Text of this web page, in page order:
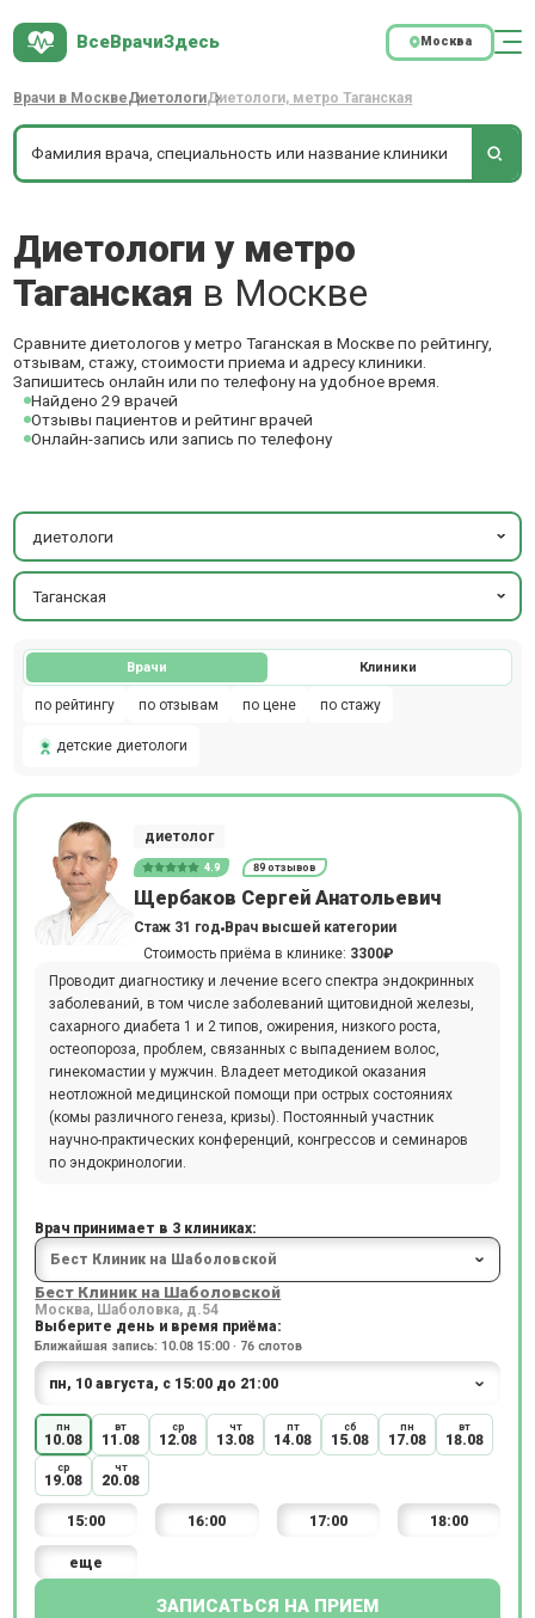
ВсеВрачиЗдесь Москва
Врачи в МосквеДиетологиДиетологи, метро Таганская
Диетологи у метро
Таганская в Москве
Сравните диетологов у метро Таганская в Москве по рейтингу,
отзывам, стажу, стоимости приема и адресу клиники.
Запишитесь онлайн или по телефону на удобное время.
Найдено 29 врачей
Отзывы пациентов и рейтинг врачей
Онлайн-запись или запись по телефону
диетологи
Таганская
Врачи Клиники
по рейтингу по отзывам по цене по стажу
детские диетологи
диетолог
4.9 89 отзывов
Щербаков Сергей Анатольевич
Стаж 31 год Врач высшей категории
Стоимость приёма в клинике: 3300₽
Проводит диагностику и лечение всего спектра эндокринных
заболеваний, в том числе заболеваний щитовидной железы,
сахарного диабета 1 и 2 типов, ожирения, низкого роста,
остеопороза, проблем, связанных с выпадением волос,
гинекомастии у мужчин. Владеет методикой оказания
неотложной медицинской помощи при острых состояниях
(комы различного генеза, кризы). Постоянный участник
научно-практических конференций, конгрессов и семинаров
по эндокринологии.
Врач принимает в 3 клиниках:
Бест Клиник на Шаболовской
Москва, Шаболовка, д.54
Выберите день и время приёма:
Ближайшая запись: 10.08 15:00 · 76 слотов
пн
10.08
вт
11.08
ср
12.08
чт
13.08
пт
14.08
сб
15.08
пн
17.08
вт
18.08
ср
19.08
чт
20.08
15:00 16:00 17:00 18:00
еще
ЗАПИСАТЬСЯ НА ПРИЕМ